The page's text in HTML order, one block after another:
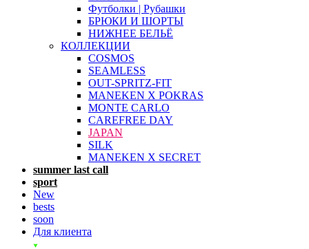
Футболки | Рубашки
БРЮКИ И ШОРТЫ
НИЖНЕЕ БЕЛЬЁ
КОЛЛЕКЦИИ
COSMOS
SEAMLESS
OUT-SPRITZ-FIT
MANEKEN X POKRAS
MONTE CARLO
CAREFREE DAY
JAPAN
SILK
MANEKEN X SECRET
summer last call
sport
New
bests
soon
Для клиента